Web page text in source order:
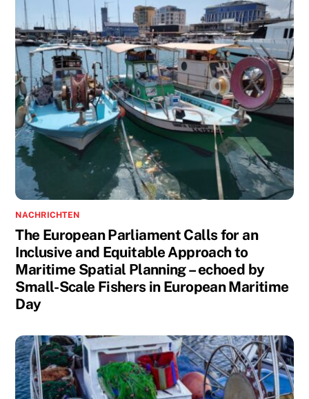
NACHRICHTEN
The European Parliament Calls for an
Inclusive and Equitable Approach to
Maritime Spatial Planning – echoed by
Small-Scale Fishers in European Maritime
Day